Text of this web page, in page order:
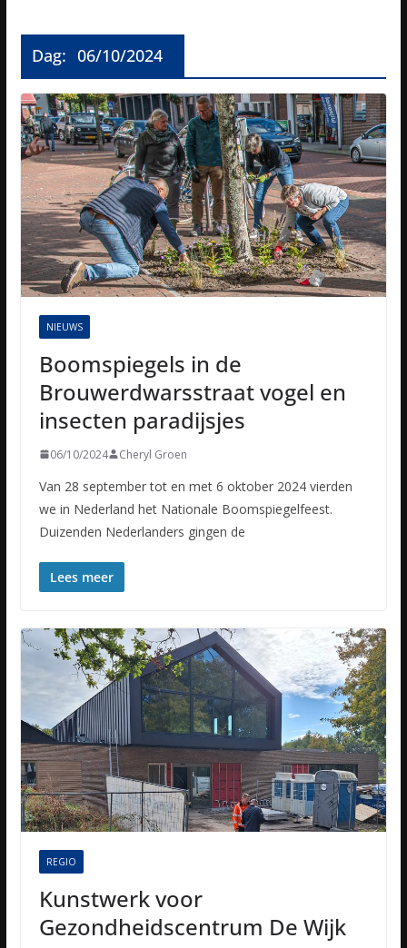
Dag: 06/10/2024
NIEUWS
Boomspiegels in de
Brouwerdwarsstraat vogel en
insecten paradijsjes
06/10/2024 Cheryl Groen
Van 28 september tot en met 6 oktober 2024 vierden
we in Nederland het Nationale Boomspiegelfeest.
Duizenden Nederlanders gingen de
Lees meer
REGIO
Kunstwerk voor
Gezondheidscentrum De Wijk